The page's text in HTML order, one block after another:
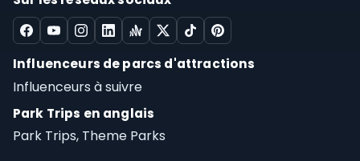
Influenceurs de parcs d'attractions
Influenceurs à suivre
Park Trips en anglais
Park Trips, Theme Parks